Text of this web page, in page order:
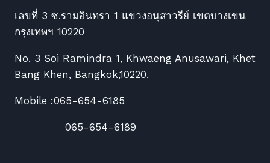
เลขที่ 3 ซ.รามอินทรา 1 แขวงอนุสาวรีย์ เขตบางเขน
กรุงเทพฯ 10220
No. 3 Soi Ramindra 1, Khwaeng Anusawari, Khet
Bang Khen, Bangkok,10220.
Mobile :065-654-6185
065-654-6189